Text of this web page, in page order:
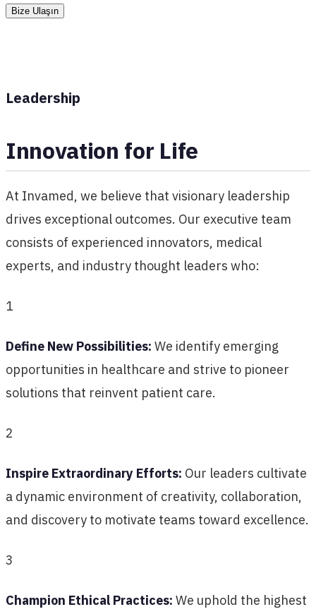
Bize Ulaşın
Leadership
Innovation for Life
At Invamed, we believe that visionary leadership
drives exceptional outcomes. Our executive team
consists of experienced innovators, medical
experts, and industry thought leaders who:
1
Define New Possibilities: We identify emerging
opportunities in healthcare and strive to pioneer
solutions that reinvent patient care.
2
Inspire Extraordinary Efforts: Our leaders cultivate
a dynamic environment of creativity, collaboration,
and discovery to motivate teams toward excellence.
3
Champion Ethical Practices: We uphold the highest